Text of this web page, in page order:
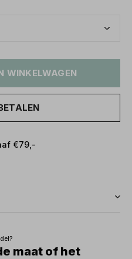
WINKELWAGEN
€79,-
maat of het